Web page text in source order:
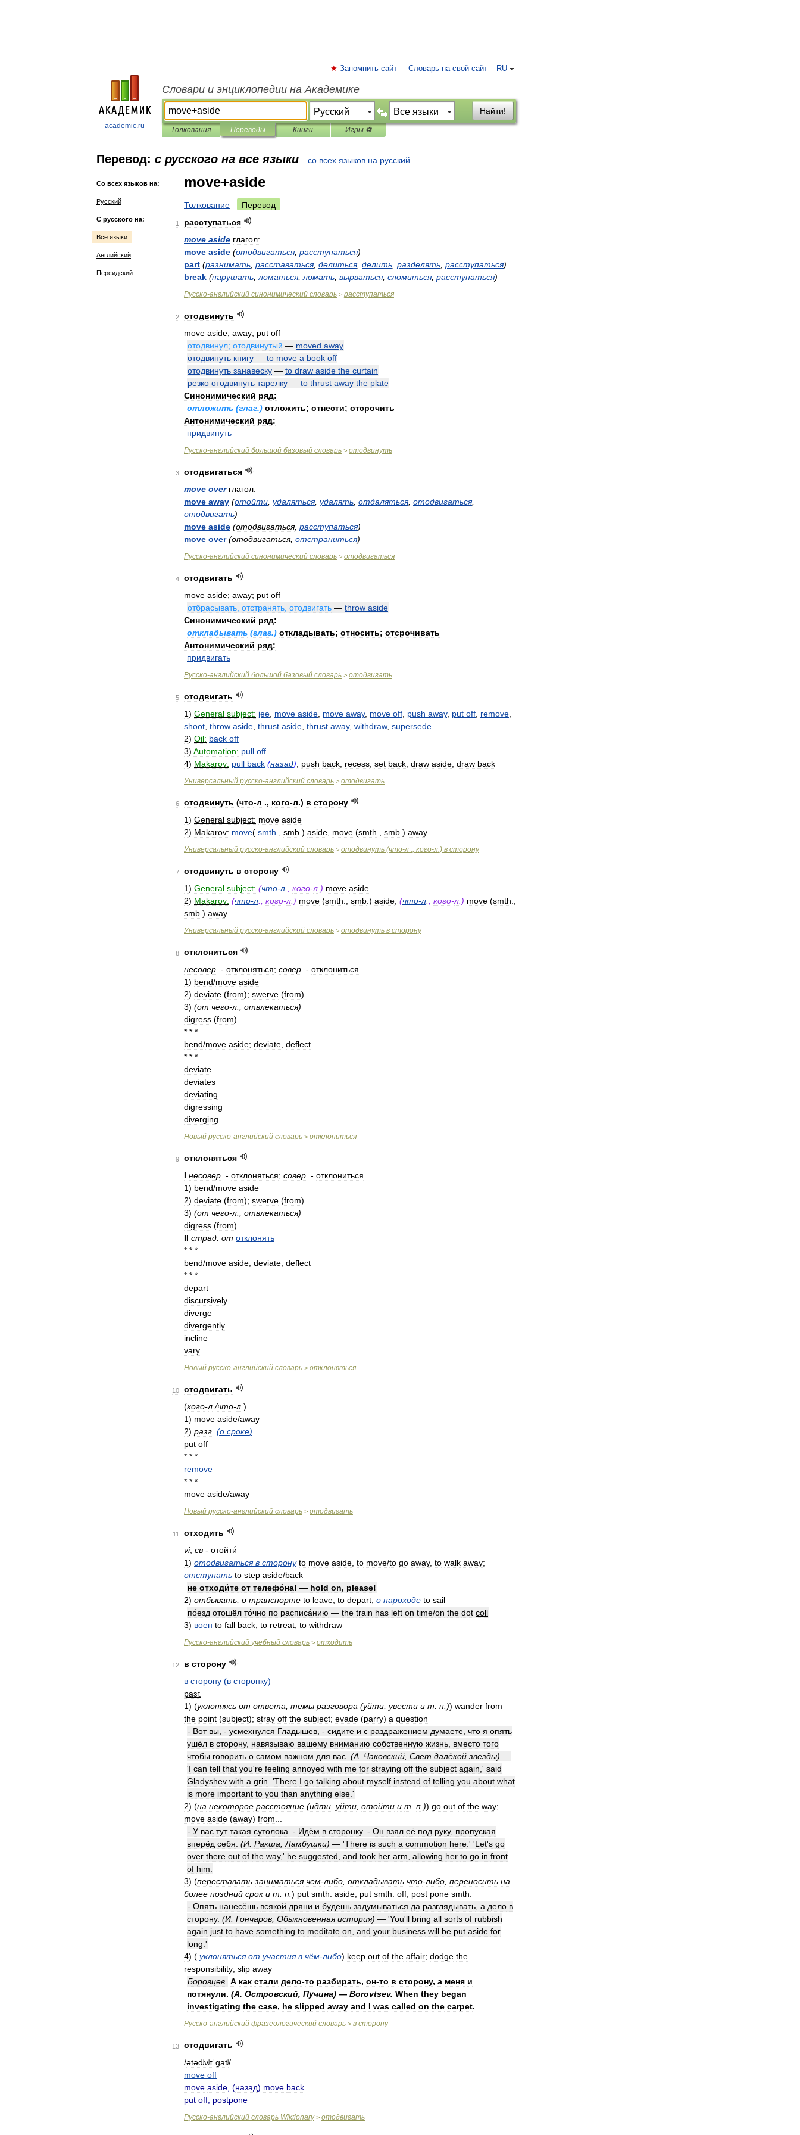
academic.ru
RU
Запомнить сайт Словарь на свой сайт
Словари и энциклопедии на Академике
Найти!
Толкования Переводы Книги Игры ⚽
Перевод: с русского на все языки со всех языков на русский
Со всех языков на:
Русский
С русского на:
Все языки
Английский
Персидский
move+aside
Толкование Перевод
1
расступаться
move aside глагол:
move aside (отодвигаться, расступаться)
part (разнимать расставаться, делиться, делить разделять расступаться)
break (нарушать ломаться, ломать вырваться, сломиться, расступаться)
Русско-английский синонимический словарь > расступаться
2
отодвинуть
move aside; away; put off
отодвинул; отодвинутый — moved away
отодвинуть книгу — to move a book off
отодвинуть занавеску — to draw aside the curtain
резко отодвинуть тарелку — to thrust away the plate
Синонимический ряд:
отложить (глаг.) отложить; отнести; отсрочить
Антонимический ряд:
придвинуть
Русско-английский большой базовый словарь > отодвинуть
3
отодвигаться
move over глагол:
move away (отойти удаляться, удалять отдаляться, отодвигаться,
отодвигать)
move aside (отодвигаться, расступаться)
move over (отодвигаться, отстраниться)
Русско-английский синонимический словарь > отодвигаться
4
отодвигать
move aside; away; put off
отбрасывать отстранять отодвигать — throw aside
Синонимический ряд:
откладывать (глаг.) откладывать; относить; отсрочивать
Антонимический ряд:
придвигать
Русско-английский большой базовый словарь > отодвигать
5
отодвигать
1) General subject: jee move aside move away, move off push away, put off remove
shoot throw aside thrust aside thrust away, withdraw, supersede
2) Oil: back off
3) Automation: pull off
4) Makarov: pull back (назад) push back recess set back draw aside draw back
Универсальный русско-английский словарь > отодвигать
6 отодвинуть (что-л ., кого-л.) в сторону
1) General subject: move aside
2) Makarov: move( smth smb .) aside move (smth smb .) away
Универсальный русско-английский словарь > отодвинуть (что-л ., кого-л.) в сторону
7 отодвинуть в сторону
1) General subject: (что-л кого-л .) move aside
2) Makarov: (что-л кого-л .) move (smth smb .) aside (что-л кого-л .) move (smth
smb .) away
Универсальный русско-английский словарь > отодвинуть в сторону
8
отклониться
несовер - отклоняться; совер - отклониться
1) bend/move aside
2) deviate (from); swerve (from)
3) (от чего-л .; отвлекаться)
digress (from)
* * *
bend/move aside; deviate deflect
* * *
deviate
deviates
deviating
digressing
diverging
Новый русско-английский словарь > отклониться
9
отклоняться
I несовер - отклоняться; совер - отклониться
1) bend/move aside
2) deviate (from); swerve (from)
3) (от чего-л .; отвлекаться)
digress (from)
II страд от отклонять
* * *
bend/move aside; deviate deflect
* * *
depart
discursively
diverge
divergently
incline
vary
Новый русско-английский словарь > отклоняться
10
отодвигать
(кого-л./что-л )
1) move aside/away
2) разг (о сроке)
put off
* * *
remove
* * *
move aside/away
Новый русско-английский словарь > отодвигать
11
отходить
vi; св - отойти́
1) отодвигаться в сторону to move aside to move/to go away, to walk away;
отступать to step aside/back
не отходи́те от телефо́на! — hold on, please!
2) отбывать о транспорте to leave to depart; о пароходе to sail
по́езд отошёл то́чно по расписа́нию — the train has left on time/on the dot coll
3) воен to fall back to retreat to withdraw
Русско-английский учебный словарь > отходить
12 в сторону
в сторону (в сторонку)
разг.
1) (уклоняясь от ответа темы разговора (уйти увести и т п .)) wander from
the point (subject); stray off the subject; evade (parry) a question
- Вот вы , - усмехнулся Гладышев , - сидите и с раздражением думаете что я опять
ушёл в сторону, навязываю вашему вниманию собственную жизнь вместо того
чтобы говорить о самом важном для вас (А Чаковский Свет далёкой звезды) —
'I can tell that you're feeling annoyed with me for straying off the subject again ,' said
Gladyshev with a grin . 'There I go talking about myself instead of telling you about what
is more important to you than anything else .'
2) (на некоторое расстояние (идти уйти отойти и т п .)) go out of the way;
move aside (away) from
- У вас тут такая сутолока . - Идём в сторонку. - Он взял её под руку, пропуская
вперёд себя (И Ракша Ламбушки) — 'There is such a commotion here .' 'Let's go
over there out of the way,' he suggested and took her arm allowing her to go in front
of him
3) (переставать заниматься чем-либо откладывать что-либо переносить на
более поздний срок и т п ) put smth aside; put smth off; post pone smth
- Опять нанесёшь всякой дряни и будешь задумываться да разглядывать а дело в
сторону. (И Гончаров Обыкновенная история) — 'You'll bring all sorts of rubbish
again just to have something to meditate on and your business will be put aside for
long .'
4) ( уклоняться от участия в чём-либо) keep out of the affair; dodge the
responsibility; slip away
Боровцев А как стали дело-то разбирать, он-то в сторону, а меня и
потянули. (А. Островский, Пучина) — Borovtsev. When they began
investigating the case, he slipped away and I was called on the carpet.
Русско-английский фразеологический словарь > в сторону
13
отодвигать
/ətədʲvʲɪˈgatʲ/
move off
move aside , (назад) move back
put off postpone
Русско-английский словарь Wiktionary> отодвигать